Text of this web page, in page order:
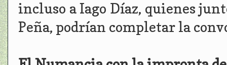
incluso a Iago Díaz, quienes
Peña, podrían completar la